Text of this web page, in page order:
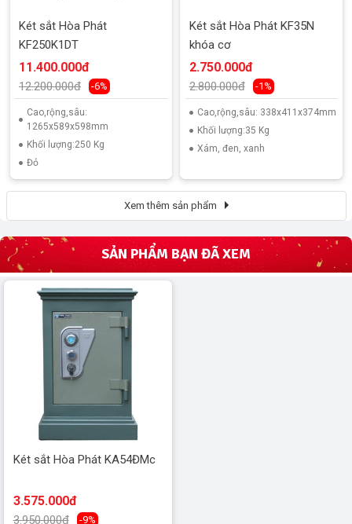
Két sắt Hòa Phát
KF250K1DT
11.400.000đ
12.200.000đ -6%
Cao,rộng,sâu:
1265x589x598mm
Khối lượng:250 Kg
Đỏ
Két sắt Hòa Phát KF35N
khóa cơ
2.750.000đ
2.800.000đ -1%
Cao,rộng,sâu: 338x411x374mm
Khối lượng:35 Kg
Xám, đen, xanh
Xem thêm sản phẩm
SẢN PHẨM BẠN ĐÃ XEM
Két sắt Hòa Phát KA54ĐMc
3.575.000đ
3.950.000đ -9%